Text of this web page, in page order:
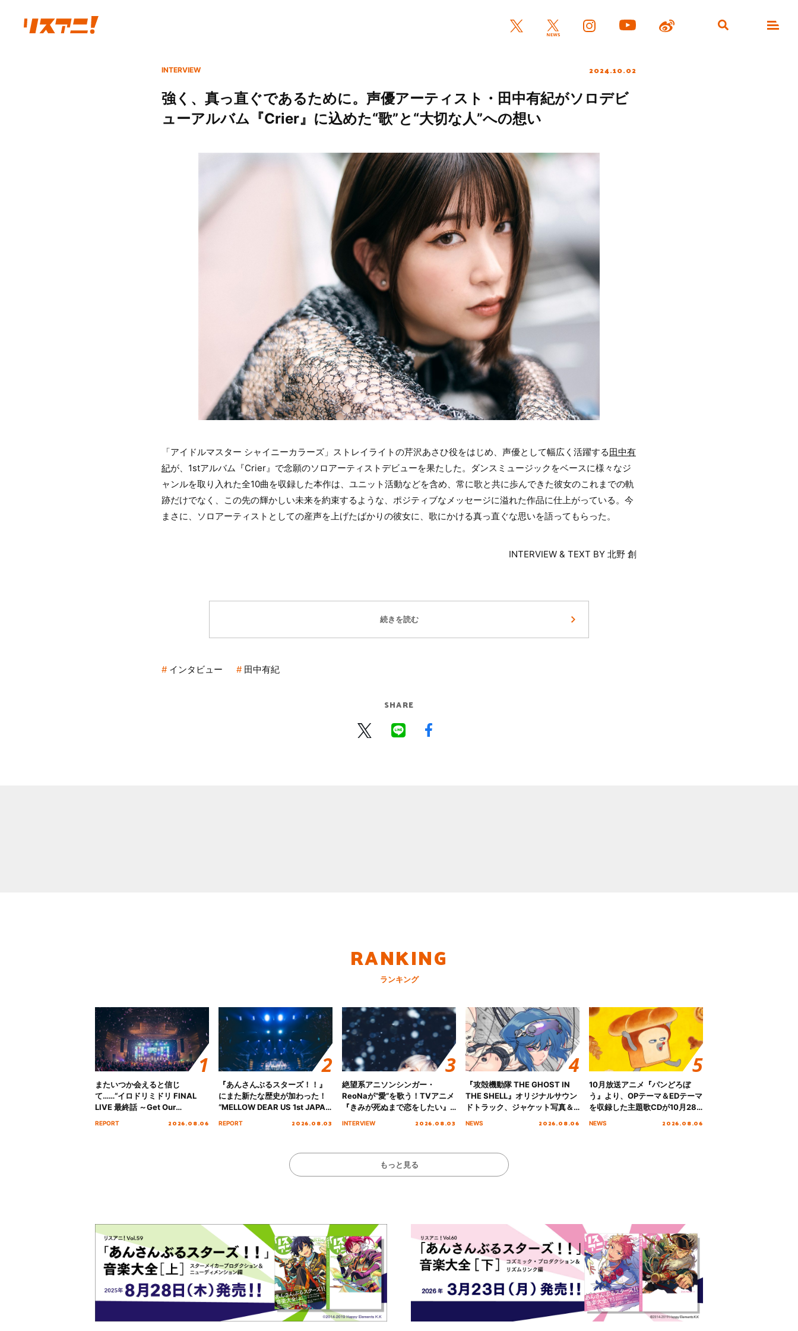
INTERVIEW 2024.10.02
強く、真っ直ぐであるために。声優アーティスト・田中有紀がソロデビ
ューアルバム『Crier』に込めた“歌”と“大切な人”への想い
「アイドルマスター シャイニーカラーズ」ストレイライトの芹沢あさひ役をはじめ、声優として幅広く活躍する田中有
紀が、1stアルバム『Crier』で念願のソロアーティストデビューを果たした。ダンスミュージックをベースに様々なジ
ャンルを取り入れた全10曲を収録した本作は、ユニット活動などを含め、常に歌と共に歩んできた彼女のこれまでの軌
跡だけでなく、この先の輝かしい未来を約束するような、ポジティブなメッセージに溢れた作品に仕上がっている。今
まさに、ソロアーティストとしての産声を上げたばかりの彼女に、歌にかける真っ直ぐな思いを語ってもらった。
INTERVIEW & TEXT BY 北野 創
続きを読む
インタビュー 田中有紀
SHARE
RANKING
ランキング
またいつか会えると信じ
て……“イロドリミドリ FINAL
LIVE 最終話 ～Get Our
REPORT 2026.08.06
『あんさんぶるスターズ！！』
にまた新たな歴史が加わった！
“MELLOW DEAR US 1st JAPAN
REPORT 2026.08.03
絶望系アニソンシンガー・
ReoNaが“愛”を歌う！TVアニメ
『きみが死ぬまで恋をしたい』
INTERVIEW 2026.08.03
『攻殻機動隊 THE GHOST IN
THE SHELL』オリジナルサウン
ドトラック、ジャケット写真＆
NEWS 2026.08.06
10月放送アニメ『パンどろぼ
う』より、OPテーマ＆EDテーマ
を収録した主題歌CDが10月28
NEWS 2026.08.06
もっと見る